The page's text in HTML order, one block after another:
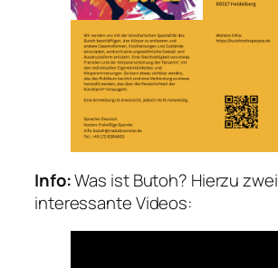
Info:Was ist Butoh? Hierzu zwei
interessante Videos: